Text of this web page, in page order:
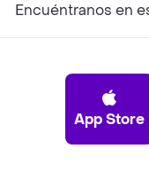
Encuéntranos en
App Store